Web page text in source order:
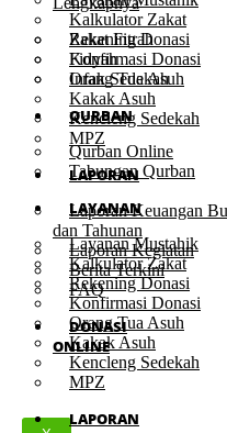
Kalkulator Zakat
Rekening Donasi
Konfirmasi Donasi
Orang Tua Asuh
Kakak Asuh
Kencleng Sedekah
MPZ
LAPORAN
Laporan Keuangan
dan Tahunan
Laporan Kegiatan
Berita Terkini
FAQ
DONASI
ONLINE
Zakat Fitrah
Fidyah
Infak Sedekah
QURBAN
Qurban Online
Tabungan Qurban
LAYANAN
Layanan Mustahik
Kalkulator Zakat
Rekening Donasi
Konfirmasi Donasi
Orang Tua Asuh
Kakak Asuh
Kencleng Sedekah
MPZ
LAPORAN